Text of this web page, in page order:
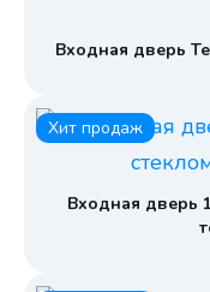
Входная дверь
Хит продаж
Входная дверь